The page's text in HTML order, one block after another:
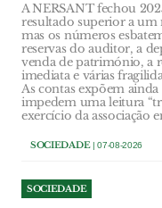
A NERSANT fechou
resultado superior a um
mas os números
reservas do auditor, a
venda de património, a
imediata e várias
As contas expõem ainda
impedem uma leitura
exercício da associação
SOCIEDADE| 07-08-2026
SOCIEDADE